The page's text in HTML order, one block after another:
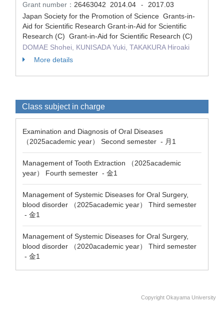
Grant number： 26463042 2014.04 -
2017.03
Japan Society for the Promotion of Science Grants-in-
Aid for Scientific Research Grant-in-Aid for Scientific
Research (C) Grant-in-Aid for Scientific Research (C)
DOMAE Shohei, KUNISADA Yuki, TAKAKURA Hiroaki
More details
Class subject in charge
Examination and Diagnosis of Oral Diseases
（2025academic year） Second semester - 月1
Management of Tooth Extraction （2025academic
year） Fourth semester - 金1
Management of Systemic Diseases for Oral Surgery,
blood disorder （2025academic year） Third semester
- 金1
Management of Systemic Diseases for Oral Surgery,
blood disorder （2020academic year） Third semester
- 金1
Copyright Okayama University